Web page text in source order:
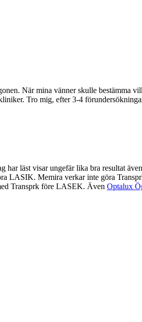
När mina vänner skulle bestämma
Tro mig, efter 3-4
har läst visar ungefär lika bra resultat
LASIK. Memira verkar inte göra
Transprk före LASEK. Även Optalux